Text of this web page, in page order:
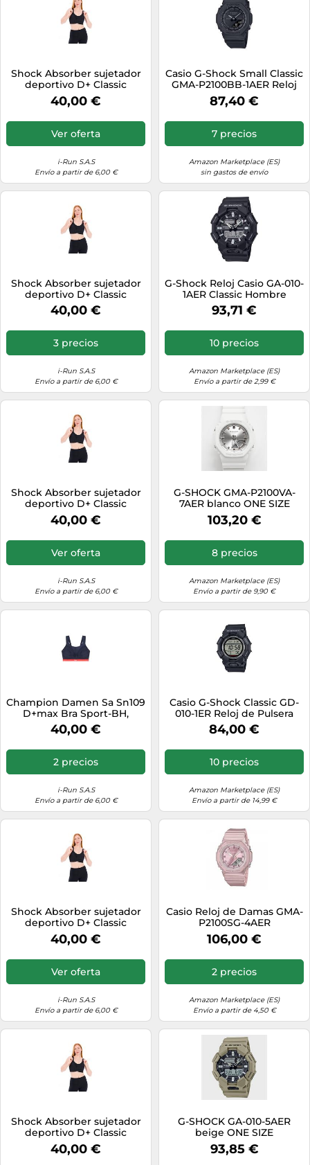
Shock Absorber sujetador
deportivo D+ Classic
Support 95G Negro
40,00 €
Ver oferta
i-Run S.A.S
Envío a partir de 6,00 €
Casio G-Shock Small Classic
GMA-P2100BB-1AER Reloj
de Pulsera para hombres
87,40 €
7 precios
Amazon Marketplace (ES)
sin gastos de envío
Shock Absorber sujetador
deportivo D+ Classic
Support 85G Negro
40,00 €
3 precios
i-Run S.A.S
Envío a partir de 6,00 €
G-Shock Reloj Casio GA-010-
1AER Classic Hombre
93,71 €
10 precios
Amazon Marketplace (ES)
Envío a partir de 2,99 €
Shock Absorber sujetador
deportivo D+ Classic
Support 105G Negro
40,00 €
Ver oferta
i-Run S.A.S
Envío a partir de 6,00 €
G-SHOCK GMA-P2100VA-
7AER blanco ONE SIZE
103,20 €
8 precios
Amazon Marketplace (ES)
Envío a partir de 9,90 €
Champion Damen Sa Sn109
D+max Bra Sport-BH,
Mehrfarbig (Blau/Rot), 95G
40,00 €
2 precios
i-Run S.A.S
Envío a partir de 6,00 €
Casio G-Shock Classic GD-
010-1ER Reloj de Pulsera
para hombres
84,00 €
10 precios
Amazon Marketplace (ES)
Envío a partir de 14,99 €
Shock Absorber sujetador
deportivo D+ Classic
Support 90G Negro
40,00 €
Ver oferta
i-Run S.A.S
Envío a partir de 6,00 €
Casio Reloj de Damas GMA-
P2100SG-4AER
Multifuncional Brillo de
Atardecer Esfera 40,2 mm
106,00 €
2 precios
Amazon Marketplace (ES)
Envío a partir de 4,50 €
Shock Absorber sujetador
deportivo D+ Classic
Support 100G Negro
40,00 €
G-SHOCK GA-010-5AER
beige ONE SIZE
93,85 €